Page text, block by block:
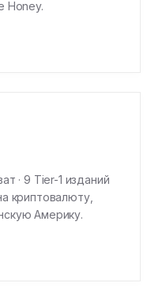
Honey.
· 9 Tier-1 изданий
криптовалюту,
Америку.